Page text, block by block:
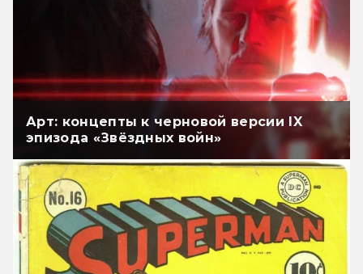
Арт: концепты к черновой версии IX
эпизода «Звёздных войн»